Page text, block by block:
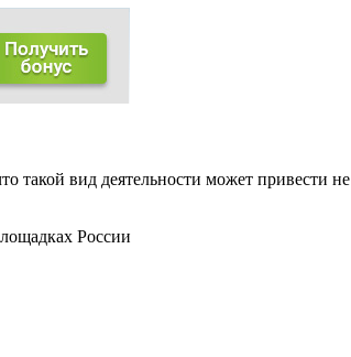
вид деятельности может привести не
России